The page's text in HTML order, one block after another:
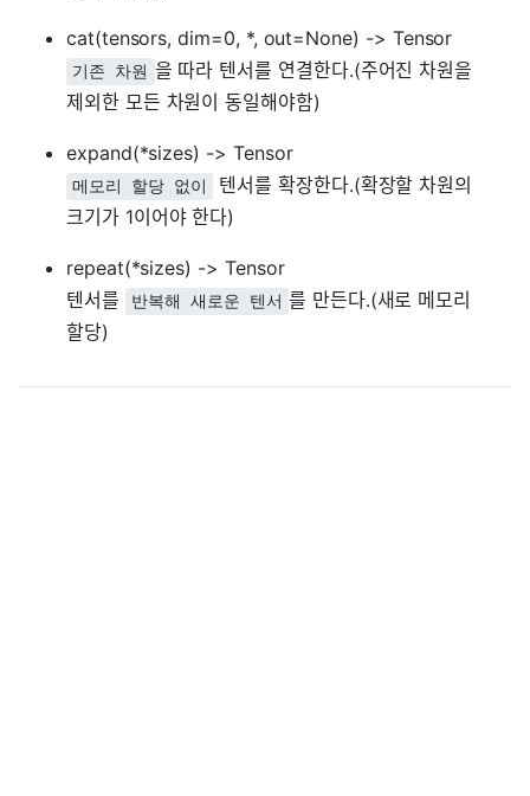
cat(tensors, dim=0, *, out=None) -> Tensor
기존 차원 을 따라 텐서를 연결한다.(주어진 차원을
제외한 모든 차원이 동일해야함)
expand(*sizes) -> Tensor
메모리 할당 없이
텐서를 확장한다.(확장할 차원의
크기가 1이어야 한다)
repeat(*sizes) -> Tensor
텐서를
반복해 새로운 텐서 를 만든다.(새로 메모리
할당)